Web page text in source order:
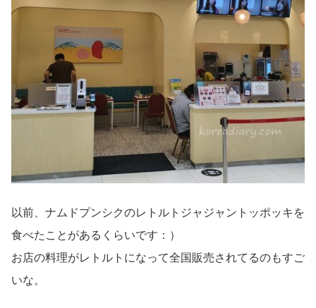
以前、ナムドプンシクのレトルトジャジャントッポッキを
食べたことがあるくらいです：）
お店の料理がレトルトになって全国販売されてるのもすご
いな。